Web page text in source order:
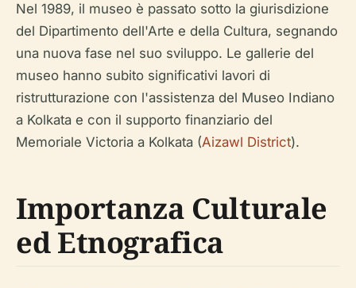
Nel 1989, il museo è passato sotto la giurisdizione
del Dipartimento dell'Arte e della Cultura, segnando
una nuova fase nel suo sviluppo. Le gallerie del
museo hanno subito significativi lavori di
ristrutturazione con l'assistenza del Museo Indiano
a Kolkata e con il supporto finanziario del
Memoriale Victoria a Kolkata (Aizawl District).
Importanza Culturale
ed Etnografica